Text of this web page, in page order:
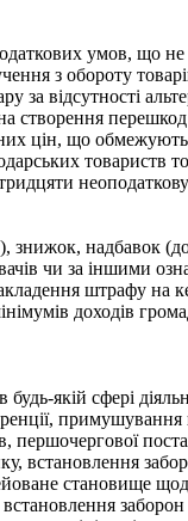
умов, що
з обороту
за відсутності
створення
цін, що
товариств
надбавок
чи за іншими
штрафу на
доходів
якій сфері
примушування
першочергової
становище